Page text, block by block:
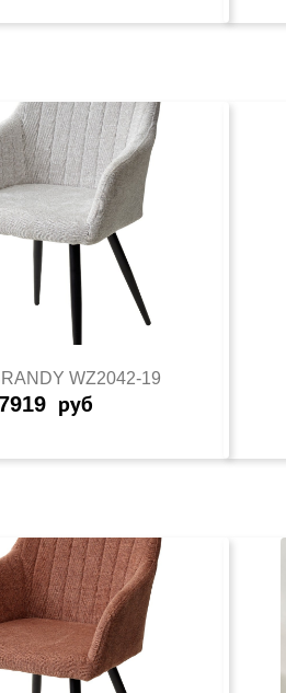
WZ2042-19
руб